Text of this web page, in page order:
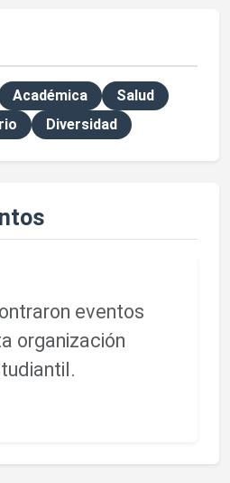
Académica
Salud
Diversidad
eventos
organización